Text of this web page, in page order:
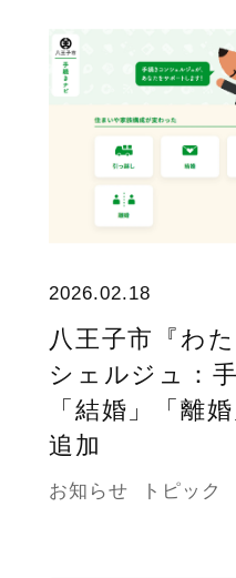
2026.02.18
八王子市『わ
シェルジュ：
「結婚」「離
追加
お知らせ トピック